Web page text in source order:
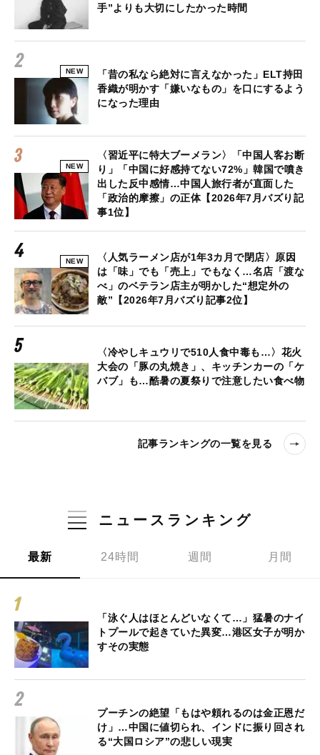
手”よりも大切にしたかった時間
NEW
「昔の私なら絶対に言えなかった」ELT持田
香織が明かす「嫌いなもの」を口にするよう
になった理由
NEW
〈習近平に特大ブーメラン〉「中国人客お断
り」「中国に好感持てない72%」韓国で噴き
出した反中感情…中国人旅行者が直面した
「政治的摩擦」の正体【2026年7月バズり記
事1位】
NEW
〈人気ラーメン店が1年3カ月で閉店〉原因
は「味」でも「売上」でもなく…名店「渡な
べ」のベテラン店主が明かした“想定外の
敵”【2026年7月バズり記事2位】
〈冷やしキュウリで510人食中毒も…〉花火
大会の「豚の丸焼き」、キッチンカーの「ケ
バブ」も…酷暑の夏祭りで注意したい食べ物
記事ランキングの一覧を見る
ニュースランキング
最新 24時間 週間 月間
「泳ぐ人はほとんどいなくて…」猛暑のナイ
トプールで起きていた異変…港区女子が明か
すその実態
プーチンの絶望「もはや頼れるのは金正恩だ
け」…中国に値切られ、インドに振り回され
る“大国ロシア”の悲しい現実